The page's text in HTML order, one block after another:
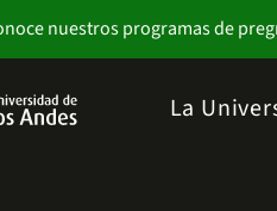
nuestros programas de
La